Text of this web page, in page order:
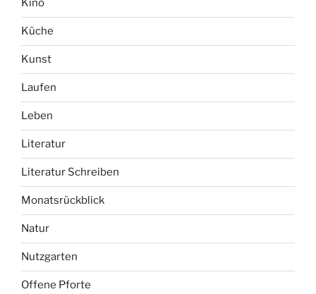
Kino
Küche
Kunst
Laufen
Leben
Literatur
Literatur Schreiben
Monatsrückblick
Natur
Nutzgarten
Offene Pforte